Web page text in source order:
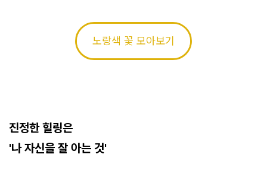
노랑색 꽃 모아보기
진정한 힐링은
'나 자신을 잘 아는 것'